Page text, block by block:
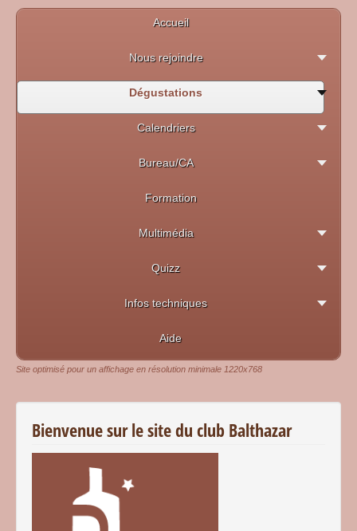
Accueil
Nous rejoindre
Dégustations
Calendriers
Bureau/CA
Formation
Multimédia
Quizz
Infos techniques
Aide
Site optimisé pour un affichage en résolution minimale 1220x768
Bienvenue sur le site du club Balthazar